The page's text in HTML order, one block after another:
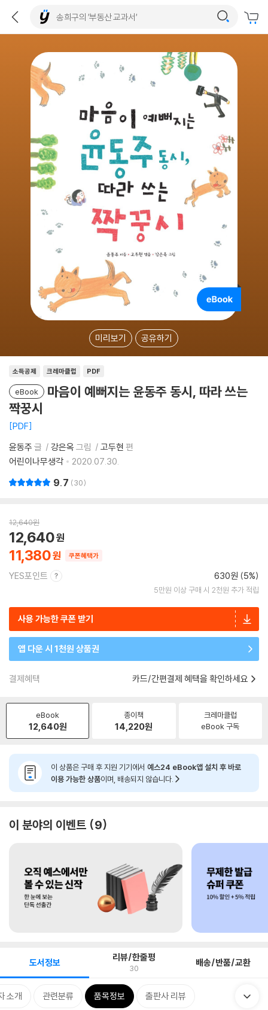
미리보기 공유하기
소득공제 크레마클럽 PDF
eBook
마음이 예뻐지는 윤동주 동시, 따라 쓰는
짝꿍시
PDF
윤동주 글 강은옥 그림 고두현 편
어린이나무생각
2020.07.30.
9.7 30
12,640원
11,380
12,640
쿠폰혜택가
YES포인트 630원 (5%)
5만원 이상 구매 시 2천원 추가 적립
사용 가능한 쿠폰 받기
앱 다운 시 1천원 상품권
결제혜택 카드/간편결제 혜택을 확인하세요
eBook
12,640원
종이책
14,220원
크레마클럽
eBook 구독
이 상품은 구매 후 지원 기기에서 예스24 eBook앱 설치 후 바로
이용 가능한 상품이며, 배송되지 않습니다.
이 분야의 이벤트 9
도서정보 리뷰/한줄평
30 배송/반품/교환
소개 관련분류 품목정보 출판사 리뷰